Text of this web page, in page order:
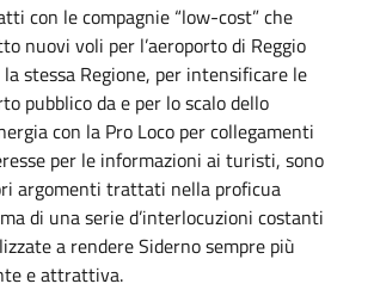
con le compagnie “low-cost” che
nuovi voli per l’aeroporto di Reggio
la stessa Regione, per intensificare le
pubblico da e per lo scalo dello
con la Pro Loco per collegamenti
per le informazioni ai turisti, sono
argomenti trattati nella proficua
di una serie d’interlocuzioni costanti
a rendere Siderno sempre più
e attrattiva.